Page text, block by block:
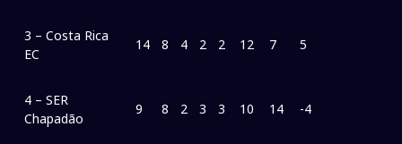
3 – Costa Rica
EC
14 8 4 2 2 12 7 5
4 – SER
Chapadão
9 8 2 3 3 10 14 -4